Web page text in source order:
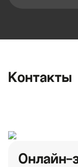
Контакты
Онлайн-